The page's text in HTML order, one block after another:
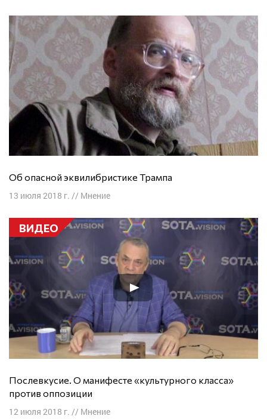
Об опасной эквилибристике Трампа
13 июля 2018 г. // Мнение
ВИДЕО
Послевкусие. О манифесте «культурного класса»
против оппозиции
12 июля 2018 г. // Мнение